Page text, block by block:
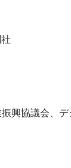
興協議会、